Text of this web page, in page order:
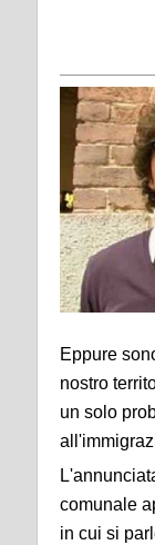
Eppure
nostro
un solo
comunale
in cui si